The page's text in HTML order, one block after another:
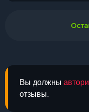
Вы должны
отзывы.